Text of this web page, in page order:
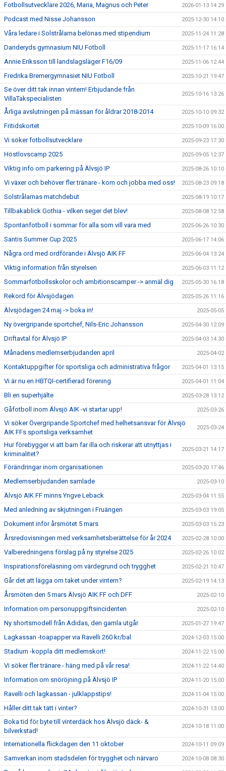
Fotbollsutvecklare 2026, Maria, Magnus och Peter 2026-01-13 14:29
Podcast med Nisse Johansson 2025-12-30 14:10
Våra ledare i Solstrålarna belönas med stipendium 2025-11-24 11:28
Danderyds gymnasium NIU Fotboll 2025-11-17 16:14
Annie Eriksson till landslagsläger F16/09 2025-11-06 12:44
Fredrika Bremergymnasiet NIU Fotboll 2025-10-21 19:47
Se över ditt tak innan vintern! Erbjudande från
VillaTakspecialisten
2025-10-16 13:26
Årliga avslutningen på mässan för åldrar 2018-2014 2025-10-10 09:32
Fritidskortet 2025-10-09 16:00
Vi söker fotbollsutvecklare 2025-09-23 17:30
Höstlovscamp 2025 2025-09-05 12:37
Viktig info om parkering på Älvsjö IP 2025-08-26 10:10
Vi växer och behöver fler tränare - kom och jobba med oss! 2025-08-23 09:18
Solstrålarnas matchdebut 2025-08-19 10:17
Tillbakablick Gothia - vilken seger det blev! 2025-08-08 12:58
Spontanfotboll i sommar för alla som vill vara med 2025-06-26 10:30
Santis Summer Cup 2025 2025-06-17 14:06
Några ord med ordförande i Älvsjö AIK FF 2025-06-04 13:24
Viktig information från styrelsen 2025-06-03 11:12
Sommarfotbollsskolor och ambitionscamper -> anmäl dig 2025-05-30 16:18
Rekord för Älvsjödagen 2025-05-26 11:16
Älvsjödagen 24 maj -> boka in! 2025-05-05
Ny övergripande sportchef, Nils-Eric Johansson 2025-04-30 12:09
Driftavtal för Älvsjö IP 2025-04-03 14:30
Månadens medlemserbjudanden april 2025-04-02
Kontaktuppgifter för sportsliga och administrativa frågor 2025-04-01 13:15
Vi är nu en HBTQI-certifierad förening 2025-04-01 11:04
Bli en superhjälte 2025-03-28 13:12
Gåfotboll inom Älvsjö AIK -vi startar upp! 2025-03-26
Vi söker Övergripande Sportchef med helhetsansvar för Älvsjö
AIK FFs sportsliga verksamhet
2025-03-24
Hur förebygger vi att barn far illa och riskerar att utnyttjas i
kriminalitet?
2025-03-21 14:17
Förändringar inom organisationen 2025-03-20 17:46
Medlemserbjudanden samlade 2025-03-10
Älvsjö AIK FF minns Yngve Leback 2025-03-04 11:55
Med anledning av skjutningen i Fruängen 2025-03-03 19:05
Dokument inför årsmötet 5 mars 2025-03-03 15:23
Årsredovisningen med verksamhetsberättelse för år 2024 2025-02-28 10:00
Valberedningens förslag på ny styrelse 2025 2025-02-26 10:02
Inspirationsföreläsning om värdegrund och trygghet 2025-02-21 10:47
Går det att lägga om taket under vintern? 2025-02-19 14:13
Årsmöten den 5 mars Älvsjö AIK FF och DFF 2025-02-10
Information om personuppgiftsincidenten 2025-02-10
Ny shortsmodell från Adidas, den gamla utgår 2025-01-27 19:47
Lagkassan -toapapper via Ravelli 260 kr/bal 2024-12-03 15:00
Stadium -koppla ditt medlemskort! 2024-11-22 15:00
Vi söker fler tränare - häng med på vår resa! 2024-11-22 14:40
Information om snöröjning på Älvsjö IP 2024-11-20 15:00
Ravelli och lagkassan - julklappstips! 2024-11-04 15:00
Håller ditt tak tätt i vinter? 2024-10-31 13:00
Boka tid för byte till vinterdäck hos Älvsjö däck- &
bilverkstad!
2024-10-18 11:00
Internationella flickdagen den 11 oktober 2024-10-11 09:09
Samverkan inom stadsdelen för trygghet och närvaro 2024-10-08 08:30